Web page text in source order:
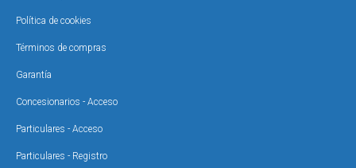
Política de cookies
Términos de compras
Garantía
Concesionarios - Acceso
Particulares - Acceso
Particulares - Registro